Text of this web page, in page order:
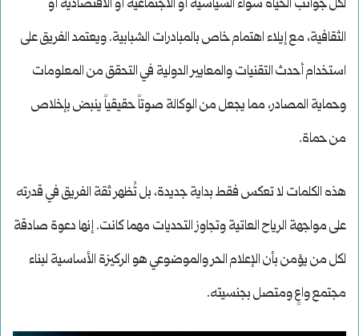
لكل جوانب الحياة سواء السياسية أو الاجتماعية أو الاقتصادية أو
الثقافية، مع إيلاء اهتمام خاص بالمبادرات الشبابية. ويعتمد الفريق على
استخدام أحدث التقنيات والمعايير الدولية في التحقق من المعلومات
وحماية المصادر، مما يجعل من الوكالة صوتاً حقيقياً ينبض بإخلاص
من حماة.
هذه الكلمات لا تعكس فقط بداية جديدة، بل تُظهر ثقة الفريق في قدرته
على مواجهة الرياح العاتية وتجاوز التحديات مهما كانت. إنها دعوة صادقة
لكل من يؤمن بأن الإعلام الحر والموضوعي هو الركيزة الأساسية لبناء
مجتمع واعٍ ومتصل بجنسيته.